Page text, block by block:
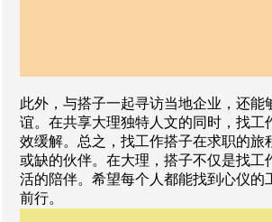
此外，与搭子一起寻访当地企业，还能
谊。在共享大理独特人文的同时，找工
效缓解。总之，找工作搭子在求职的旅
或缺的伙伴。在大理，搭子不仅是找工
活的陪伴。希望每个人都能找到心仪的
前行。